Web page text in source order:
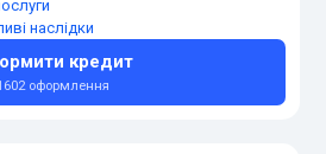
наслідки
кредит
оформлення